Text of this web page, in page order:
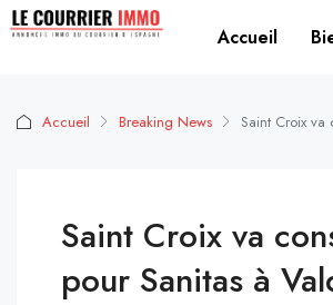
Accueil
Accueil Breaking News Saint Croix
Saint Croix va
pour Sanitas à